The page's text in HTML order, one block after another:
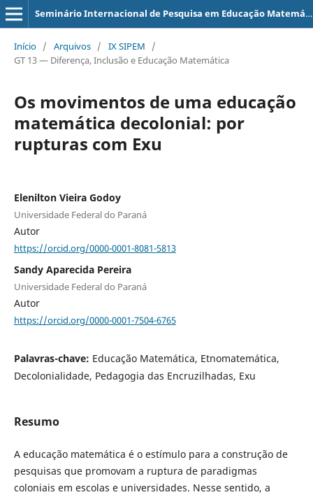
Seminário Internacional de Pesquisa em Educação Matemática
Início / Arquivos / IX SIPEM
/
GT 13 — Diferença, Inclusão e Educação Matemática
Os movimentos de uma educação
matemática decolonial: por
rupturas com Exu
Elenilton Vieira Godoy
Universidade Federal do Paraná
Autor
https://orcid.org/0000-0001-8081-5813
Sandy Aparecida Pereira
Universidade Federal do Paraná
Autor
https://orcid.org/0000-0001-7504-6765
Palavras-chave: Educação Matemática, Etnomatemática,
Decolonialidade, Pedagogia das Encruzilhadas, Exu
Resumo
A educação matemática é o estímulo para a construção de
pesquisas que promovam a ruptura de paradigmas
coloniais em escolas e universidades. Nesse sentido, a